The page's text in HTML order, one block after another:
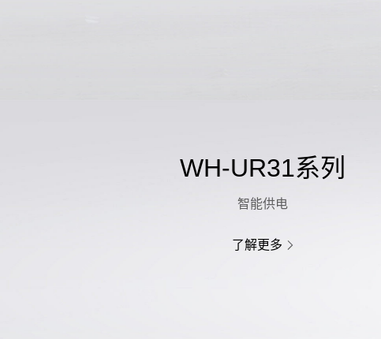
WH-UR31系列
智能供电
了解更多